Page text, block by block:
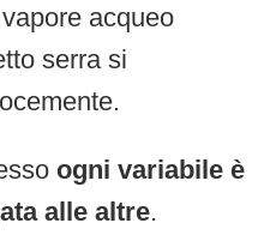
acqueo
serra si
ogni variabile è
alle altre.